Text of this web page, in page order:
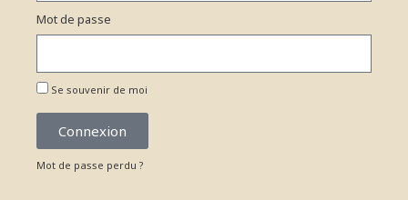
Mot de passe
Se souvenir de moi
Connexion
Mot de passe perdu ?